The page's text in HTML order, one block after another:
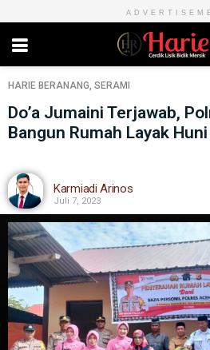
HARIE BERANANG, SERAMI
Do’a Jumaini Terjawab,
Bangun Rumah Layak Huni
Karmiadi Arinos
Juli 7, 2023